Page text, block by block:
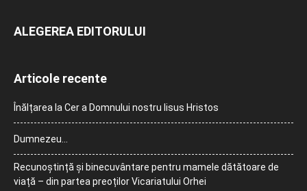
ALEGEREA EDITORULUI
Articole recente
Înălțarea la Cer a Domnului nostru Iisus Hristos
Dumnezeu…
Recunoștință și binecuvântare pentru mamele dătătoare de
viață – din partea preoților Vicariatului Orhei